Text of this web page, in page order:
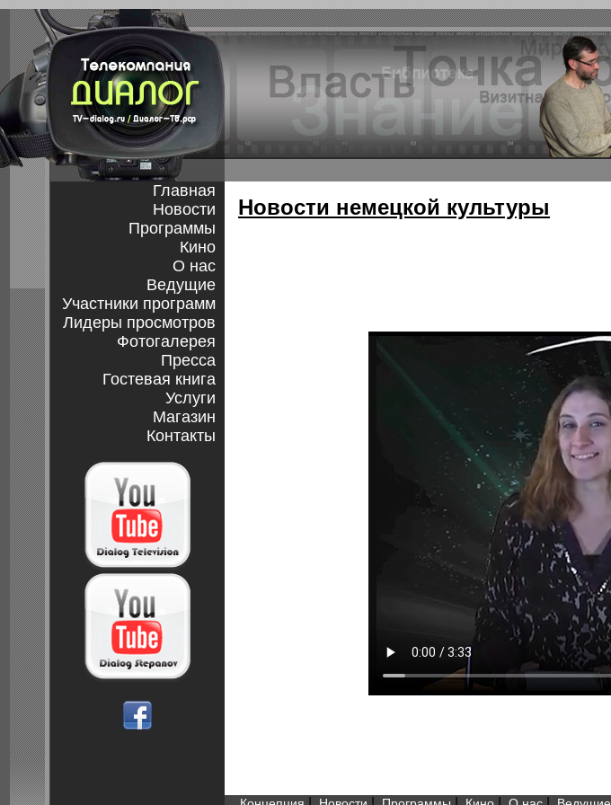
Главная
Новости
Программы
Кино
О нас
Ведущие
Участники программ
Лидеры просмотров
Фотогалерея
Пресса
Гостевая книга
Услуги
Магазин
Контакты
Новости немецкой культуры